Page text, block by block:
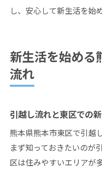
し、安心して新生活を始
新生活を始める
流れ
引越し流れと東区での
熊本県熊本市東区で引越
まず知っておきたいのが
区は住みやすいエリアが